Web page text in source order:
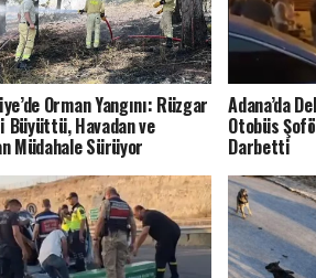
Orman Yangını: Rüzgar
Büyüttü, Havadan ve
Müdahale Sürüyor
Adana’da
Otobüs
Darbetti